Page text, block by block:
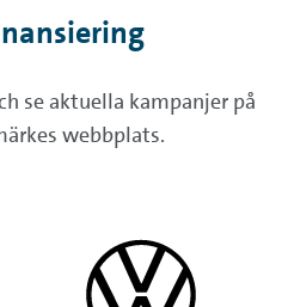
se aktuella kampanjer på
webbplats.